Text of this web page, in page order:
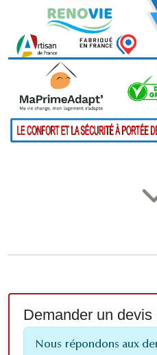
Demander un devis
Nous répondons aux